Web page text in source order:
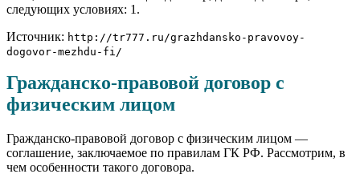
следующих условиях: 1.
Источник: http://tr777.ru/grazhdansko-pravovoy-
dogovor-mezhdu-fi/
Гражданско-правовой договор с
физическим лицом
Гражданско-правовой договор с физическим лицом —
соглашение, заключаемое по правилам ГК РФ. Рассмотрим, в
чем особенности такого договора.